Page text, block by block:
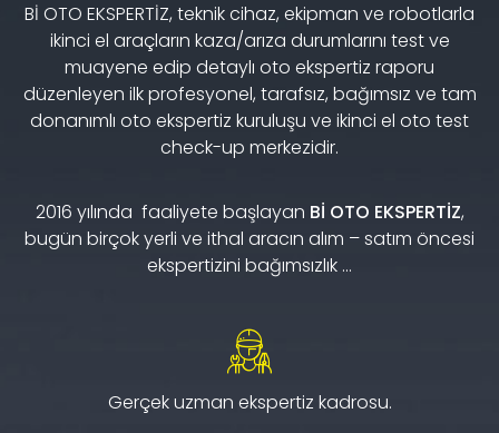
Bİ OTO EKSPERTİZ, teknik cihaz, ekipman ve robotlarla
ikinci el araçların kaza/arıza durumlarını test ve
muayene edip detaylı oto ekspertiz raporu
düzenleyen ilk profesyonel, tarafsız, bağımsız ve tam
donanımlı oto ekspertiz kuruluşu ve ikinci el oto test
check-up merkezidir.
2016 yılında faaliyete başlayan Bİ OTO EKSPERTİZ,
bugün birçok yerli ve ithal aracın alım – satım öncesi
ekspertizini bağımsızlık ...
Gerçek uzman ekspertiz kadrosu.